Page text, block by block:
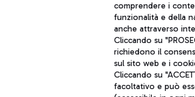
Aeroporti di Roma S.p.A. - Società
Codice fiscale e Registro delle Imprese di
Capitale sociale 62.224.743,00 int. vers.
Sede legale: Via Pier Paolo Racchetti 1 -
comprendere i
funzionalità e della
anche attraverso
Cliccando su
richiedono il
sul sito web e i
Cliccando su
facoltativo e può